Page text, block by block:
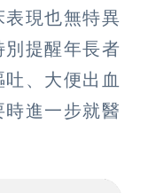
表現也無特異
提醒年長者
、大便出血
進一步就醫